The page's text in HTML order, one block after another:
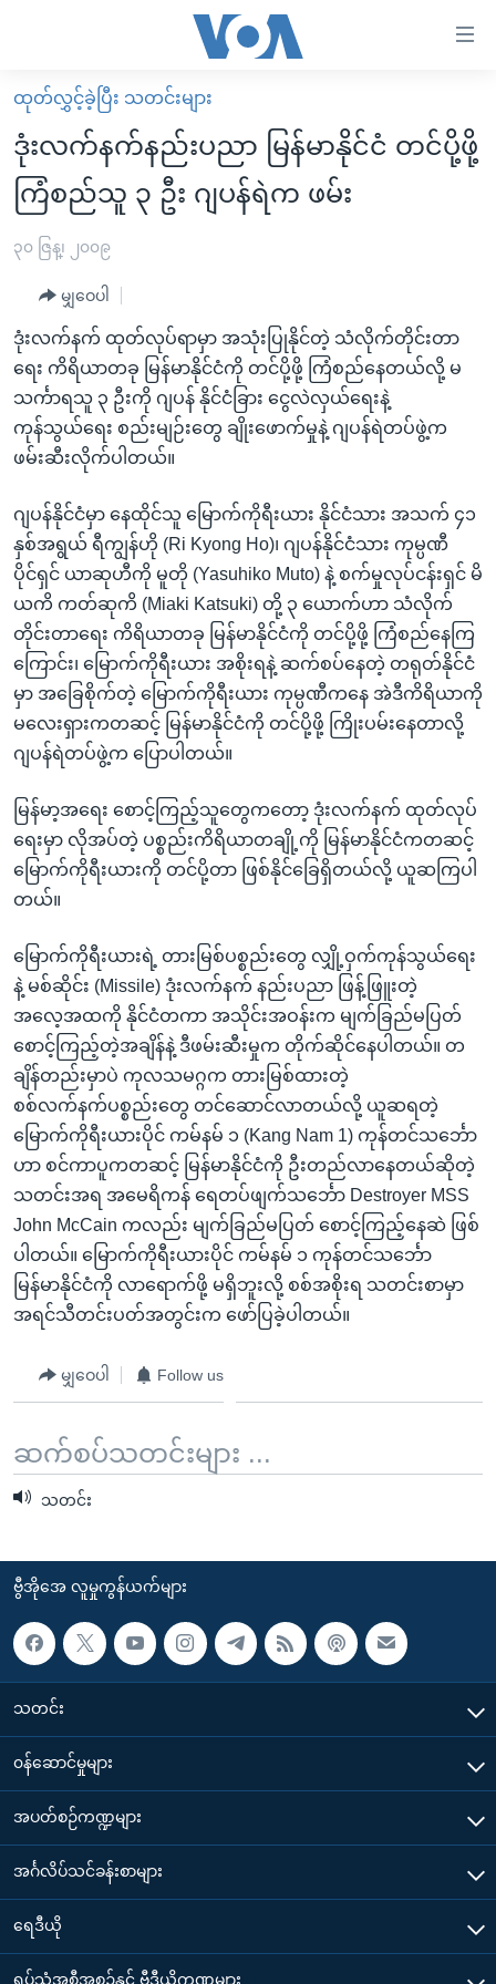
လွယ်ကူ
စေ
သည့်
Link
များ
အကြောင်းအရာ
သို့
ကျော်
ကြည့်
ညွန်း
စာမျက်နှာ
ကျော်
ကြည့်
ရှာဖွေ
နေရာ
သို့
ကျော်
မူလစာမျက်နှာ
မြန်မာ
ကမ္ဘာ့သတင်းများ
နိုင်ငံတကာ
အစ္စရေး-ပါလက်စတိုင်း
ဗွီဒီယို
ရပ်ဝန်းတခု လမ်းတခု အလွန်
အင်္ဂလိပ်စာလေ့လာမယ်
အမေရိကန်သုံးအီဒီယံ
မကြေးမုံရဲ့ အင်္ဂလိပ်စာ
ရုပ်ရှင်ထဲက အင်္ဂလိပ်စာ
သုတပဒေသာ အင်္ဂလိပ်စာ
အပတ်စဉ်ကဏ္ဍများ
ရေဒီယို
ရေဒီယိုနှင့်ရုပ်သံ အချက်အလက်များ
ရေဒီယို/တီဗွီအစီအစဉ်
Learning English
ဗွီအိုအေ လူမှုကွန်ယက်များ
ဘာသာစကားများ
ထုတ်လွှင့်ခဲ့ပြီး သတင်းများ
ဒုံးလက်နက်နည်းပညာ မြန်မာနိုင်ငံ တင်ပို့ဖို့
ကြံစည်သူ ၃ ဦး ဂျပန်ရဲက ဖမ်း
၃၀ ဇြန္၊ ၂၀၀၉
မျှဝေပါ
ဒုံးလက်နက် ထုတ်လုပ်ရာမှာ အသုံးပြုနိုင်တဲ့ သံလိုက်တိုင်းတာ
ရေး ကိရိယာတခု မြန်မာနိုင်ငံကို တင်ပို့ဖို့ ကြံစည်နေတယ်လို့ မ
သင်္ကာရသူ ၃ ဦးကို ဂျပန် နိုင်ငံခြား ငွေလဲလှယ်ရေးနဲ့
ကုန်သွယ်ရေး စည်းမျဉ်းတွေ ချိုးဖောက်မှုနဲ့ ဂျပန်ရဲတပ်ဖွဲ့က
ဖမ်းဆီးလိုက်ပါတယ်။
ဂျပန်နိုင်ငံမှာ နေထိုင်သူ မြောက်ကိုရီးယား နိုင်ငံသား အသက် ၄၁
နှစ်အရွယ် ရီကျွန်ဟို (Ri Kyong Ho)၊ ဂျပန်နိုင်ငံသား ကုမ္ပဏီ
ပိုင်ရှင် ယာဆုဟီကို မူတို (Yasuhiko Muto) နဲ့ စက်မှုလုပ်ငန်းရှင် မိ
ယကိ ကတ်ဆုကိ (Miaki Katsuki) တို့ ၃ ယောက်ဟာ သံလိုက်
တိုင်းတာရေး ကိရိယာတခု မြန်မာနိုင်ငံကို တင်ပို့ဖို့ ကြံစည်နေကြ
ကြောင်း၊ မြောက်ကိုရီးယား အစိုးရနဲ့ ဆက်စပ်နေတဲ့ တရုတ်နိုင်ငံ
မှာ အခြေစိုက်တဲ့ မြောက်ကိုရီးယား ကုမ္ပဏီကနေ အဲဒီကိရိယာကို
မလေးရှားကတဆင့် မြန်မာနိုင်ငံကို တင်ပို့ဖို့ ကြိုးပမ်းနေတာလို့
ဂျပန်ရဲတပ်ဖွဲ့က ပြောပါတယ်။
မြန်မာ့အရေး စောင့်ကြည့်သူတွေကတော့ ဒုံးလက်နက် ထုတ်လုပ်
ရေးမှာ လိုအပ်တဲ့ ပစ္စည်းကိရိယာတချို့ကို မြန်မာနိုင်ငံကတဆင့်
မြောက်ကိုရီးယားကို တင်ပို့တာ ဖြစ်နိုင်ခြေရှိတယ်လို့ ယူဆကြပါ
တယ်။
မြောက်ကိုရီးယားရဲ့ တားမြစ်ပစ္စည်းတွေ လျှို့ဝှက်ကုန်သွယ်ရေး
နဲ့ မစ်ဆိုင်း (Missile) ဒုံးလက်နက် နည်းပညာ ဖြန့်ဖြူးတဲ့
အလေ့အထကို နိုင်ငံတကာ အသိုင်းအဝန်းက မျက်ခြည်မပြတ်
စောင့်ကြည့်တဲ့အချိန်နဲ့ ဒီဖမ်းဆီးမှုက တိုက်ဆိုင်နေပါတယ်။ တ
ချိန်တည်းမှာပဲ ကုလသမဂ္ဂက တားမြစ်ထားတဲ့
စစ်လက်နက်ပစ္စည်းတွေ တင်ဆောင်လာတယ်လို့ ယူဆရတဲ့
မြောက်ကိုရီးယားပိုင် ကမ်နမ် ၁ (Kang Nam 1) ကုန်တင်သင်္ဘော
ဟာ စင်ကာပူကတဆင့် မြန်မာနိုင်ငံကို ဦးတည်လာနေတယ်ဆိုတဲ့
သတင်းအရ အမေရိကန် ရေတပ်ဖျက်သင်္ဘော Destroyer MSS
John McCain ကလည်း မျက်ခြည်မပြတ် စောင့်ကြည့်နေဆဲ ဖြစ်
ပါတယ်။ မြောက်ကိုရီးယားပိုင် ကမ်နမ် ၁ ကုန်တင်သင်္ဘော
မြန်မာနိုင်ငံကို လာရောက်ဖို့ မရှိဘူးလို့ စစ်အစိုးရ သတင်းစာမှာ
အရင်သီတင်းပတ်အတွင်းက ဖော်ပြခဲ့ပါတယ်။
မျှဝေပါ Follow us
ဆက်စပ်သတင်းများ ...
သတင်း
ဗွီအိုအေ လူမှုကွန်ယက်များ
သတင်း
၀န်ဆောင်မှုများ
အပတ်စဉ်ကဏ္ဍများ
အင်္ဂလိပ်သင်ခန်းစာများ
ရေဒီယို
ရုပ်သံအစီအစဉ်နှင့် ဗွီဒီယိုကဏ္ဍများ